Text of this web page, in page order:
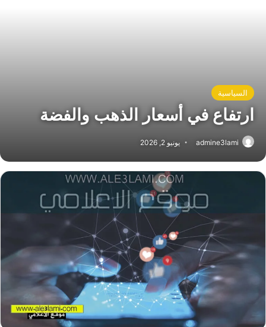
السياسية
ارتفاع في أسعار الذهب والفضة
admine3lami يونيو 2, 2026